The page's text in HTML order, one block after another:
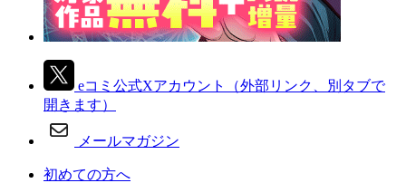
eコミ公式Xアカウント
（外部リンク、別タブで
開きます）
メールマガジン
初めての方へ